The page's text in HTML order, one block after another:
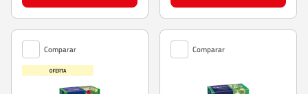
Comparar Comparar